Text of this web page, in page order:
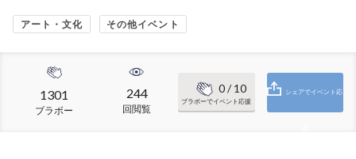
アート・文化 その他イベント
1301
ブラボー
244
回閲覧
0/ 10
ブラボーでイベント応援
シェアでイベント応